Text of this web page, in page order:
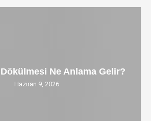
Ne Anlama Gelir?
Haziran 9, 2026